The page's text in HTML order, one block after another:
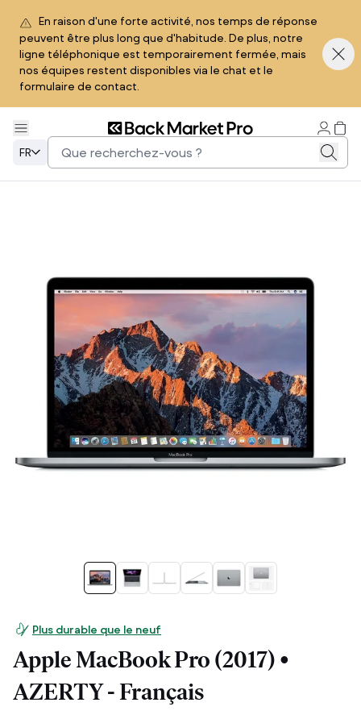
En raison d'une forte activité, nos temps de réponse
peuvent être plus long que d'habitude. De plus, notre
ligne téléphonique est temporairement fermée, mais
nos équipes restent disponibles via le chat et le
formulaire de contact.
FR
Plus durable que le neuf
Apple MacBook Pro (2017) •
AZERTY - Français